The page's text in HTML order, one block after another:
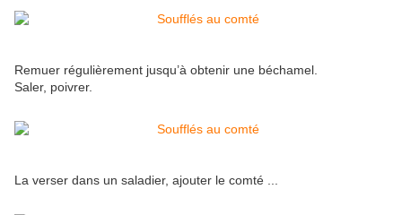
Remuer régulièrement jusqu’à obtenir une béchamel.
Saler, poivrer.
La verser dans un saladier, ajouter le comté ...